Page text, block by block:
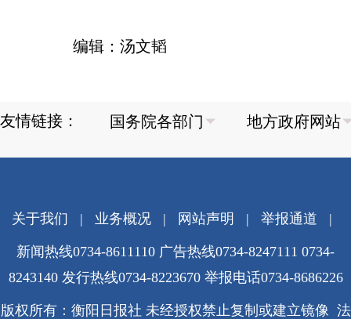
编辑：汤文韬
友情链接：
关于我们 | 业务概况| 网站声明 | 举报通道 |
新闻热线0734-8611110 广告热线0734-8247111 0734-
8243140 发行热线0734-8223670 举报电话0734-8686226
版权所有：衡阳日报社 未经授权禁止复制或建立镜像 法